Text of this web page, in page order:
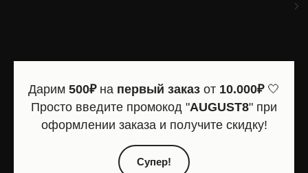
Дарим 500₽на первый заказ от 10.000₽🤍
Просто введите промокод "AUGUST8" при
оформлении заказа и получите скидку!
Супер!